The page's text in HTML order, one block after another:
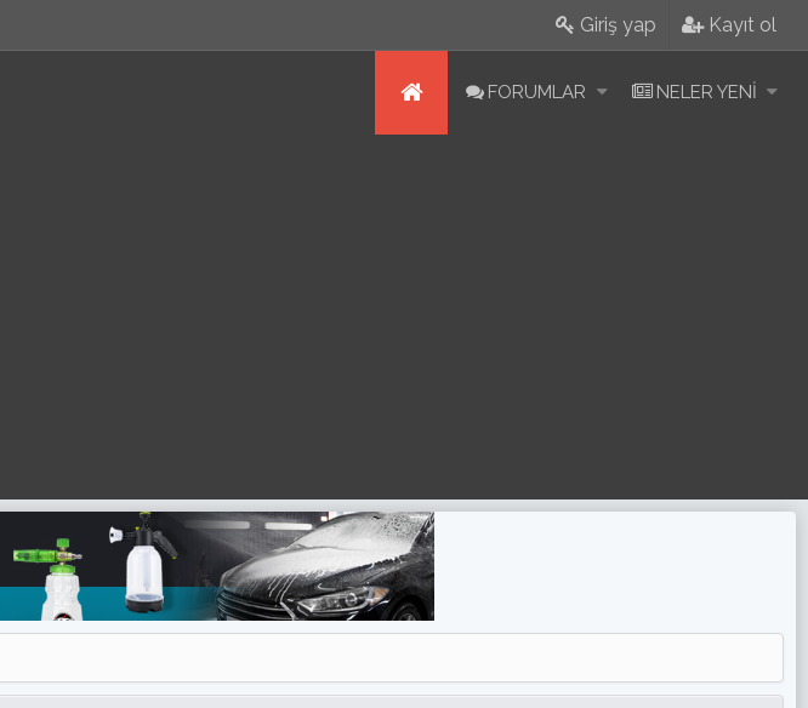
Giriş yap Kayıt ol
FORUMLAR NELER YENI